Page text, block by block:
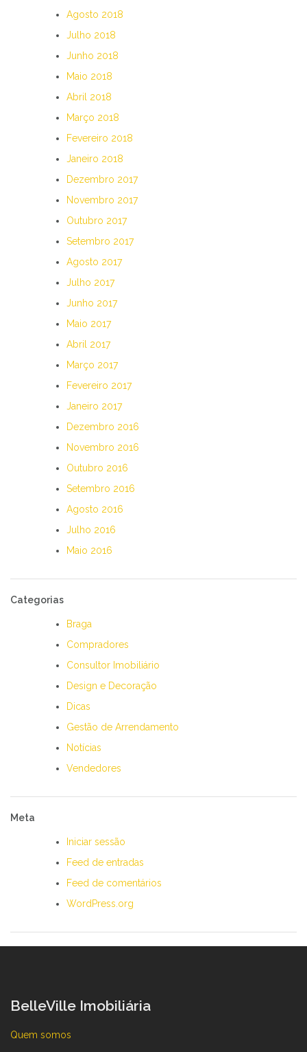
Agosto 2018
Julho 2018
Junho 2018
Maio 2018
Abril 2018
Março 2018
Fevereiro 2018
Janeiro 2018
Dezembro 2017
Novembro 2017
Outubro 2017
Setembro 2017
Agosto 2017
Julho 2017
Junho 2017
Maio 2017
Abril 2017
Março 2017
Fevereiro 2017
Janeiro 2017
Dezembro 2016
Novembro 2016
Outubro 2016
Setembro 2016
Agosto 2016
Julho 2016
Maio 2016
Categorias
Braga
Compradores
Consultor Imobiliário
Design e Decoração
Dicas
Gestão de Arrendamento
Notícias
Vendedores
Meta
Iniciar sessão
Feed de entradas
Feed de comentários
WordPress.org
BelleVille Imobiliária
Quem somos